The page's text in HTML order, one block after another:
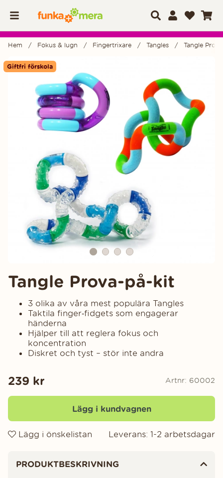
Hem Fokus & lugn Fingertrixare Tangles Tangle
Giftfri förskola
Produktbilder
Tangle Prova-på-kit
3 olika av våra mest populära Tangles
Taktila finger‑fidgets som engagerar
händerna
Hjälper till att reglera fokus och
koncentration
Diskret och tyst – stör inte andra
239 kr Artnr: 60002
Lägg i kundvagnen
Lägg i önskelistan Leverans: 1-2 arbetsdagar
PRODUKTBESKRIVNING